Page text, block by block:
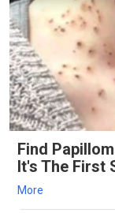
Find
It's The First
More